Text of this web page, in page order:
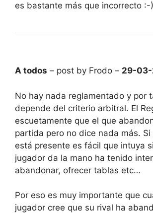
es bastante más que incorrecto :-)
A todos – post by Frodo – 29-03-
No hay nada reglamentado y por
depende del criterio arbitral. El
escuetamente que el que
partida pero no dice nada más.
está presente es fácil que intuya
jugador da la mano ha tenido
abandonar, ofrecer tablas etc…
Por eso es muy importante que
jugador cree que su rival ha